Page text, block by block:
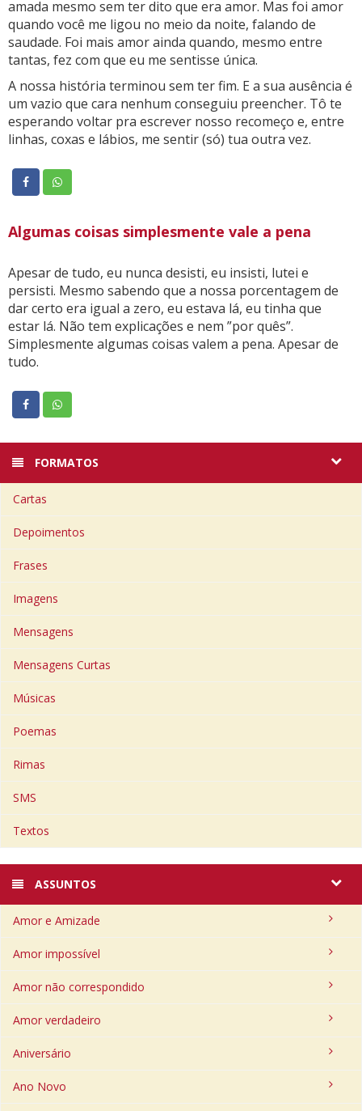
amada mesmo sem ter dito que era amor. Mas foi amor
quando você me ligou no meio da noite, falando de
saudade. Foi mais amor ainda quando, mesmo entre
tantas, fez com que eu me sentisse única.
A nossa história terminou sem ter fim. E a sua ausência é
um vazio que cara nenhum conseguiu preencher. Tô te
esperando voltar pra escrever nosso recomeço e, entre
linhas, coxas e lábios, me sentir (só) tua outra vez.
Algumas coisas simplesmente vale a pena
Apesar de tudo, eu nunca desisti, eu insisti, lutei e
persisti. Mesmo sabendo que a nossa porcentagem de
dar certo era igual a zero, eu estava lá, eu tinha que
estar lá. Não tem explicações e nem ”por quês”.
Simplesmente algumas coisas valem a pena. Apesar de
tudo.
FORMATOS
Cartas
Depoimentos
Frases
Imagens
Mensagens
Mensagens Curtas
Músicas
Poemas
Rimas
SMS
Textos
ASSUNTOS
Amor e Amizade
Amor impossível
Amor não correspondido
Amor verdadeiro
Aniversário
Ano Novo